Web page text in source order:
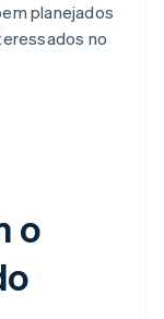
planejados
no
o